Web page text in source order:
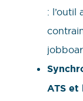
: l’outil
ATS